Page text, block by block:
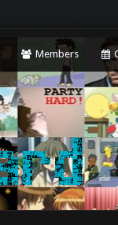
Members